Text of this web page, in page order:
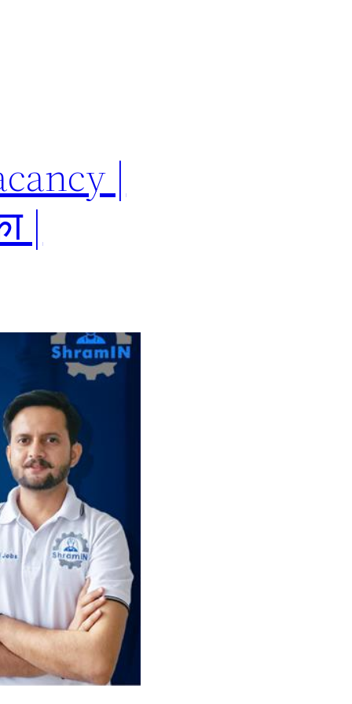
|
|